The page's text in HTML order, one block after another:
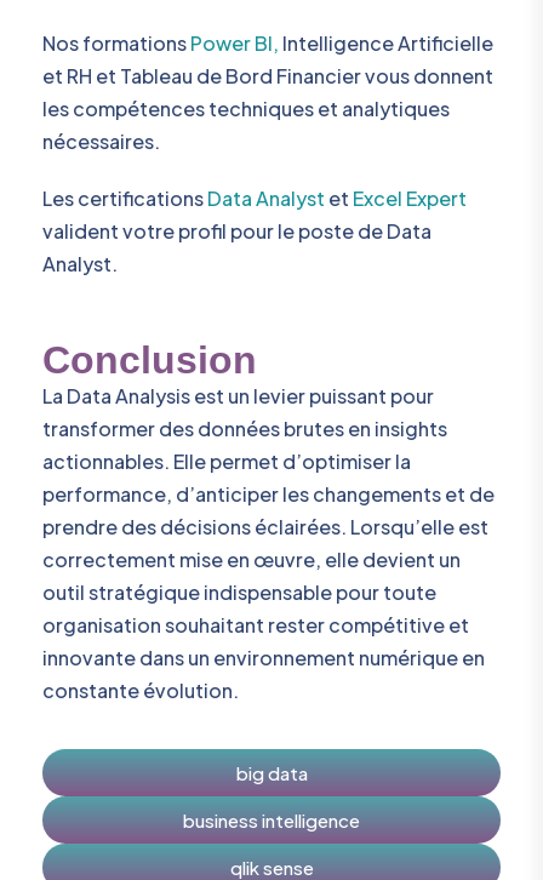
Nos formationsPower BI, Intelligence Artificielle
et RH et Tableau de Bord Financier vous donnent
les compétences techniques et analytiques
nécessaires.
Les certificationsData Analyst et Excel Expert
valident votre profil pour le poste de Data
Analyst.
Conclusion
La Data Analysis est un levier puissant pour
transformer des données brutes en insights
actionnables. Elle permet d’optimiser la
performance, d’anticiper les changements et de
prendre des décisions éclairées. Lorsqu’elle est
correctement mise en œuvre, elle devient un
outil stratégique indispensable pour toute
organisation souhaitant rester compétitive et
innovante dans un environnement numérique en
constante évolution.
big data
business intelligence
qlik sense